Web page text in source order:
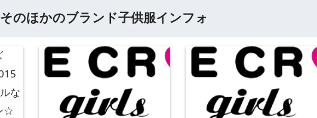
そのほかのブランド子供服インフォ